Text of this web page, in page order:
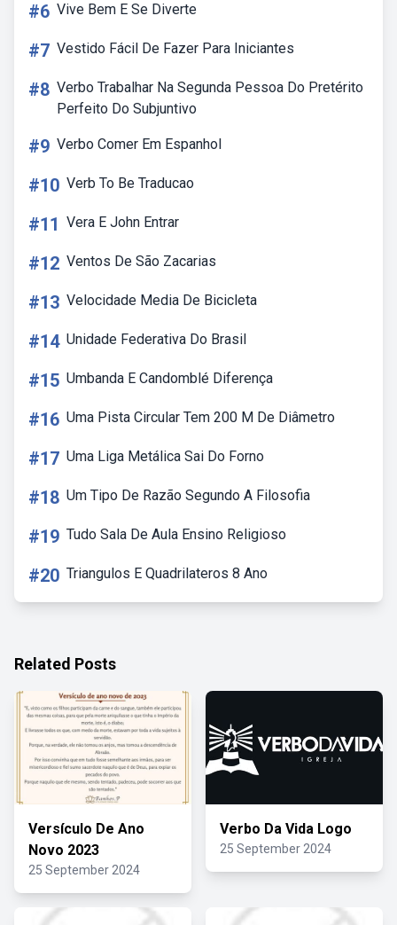
#6 Vive Bem E Se Diverte
#7 Vestido Fácil De Fazer Para Iniciantes
#8 Verbo Trabalhar Na Segunda Pessoa Do Pretérito
Perfeito Do Subjuntivo
#9 Verbo Comer Em Espanhol
#10 Verb To Be Traducao
#11 Vera E John Entrar
#12 Ventos De São Zacarias
#13 Velocidade Media De Bicicleta
#14 Unidade Federativa Do Brasil
#15 Umbanda E Candomblé Diferença
#16 Uma Pista Circular Tem 200 M De Diâmetro
#17 Uma Liga Metálica Sai Do Forno
#18 Um Tipo De Razão Segundo A Filosofia
#19 Tudo Sala De Aula Ensino Religioso
#20 Triangulos E Quadrilateros 8 Ano
Related Posts
Versículo De Ano
Novo 2023
25 September 2024
Verbo Da Vida Logo
25 September 2024